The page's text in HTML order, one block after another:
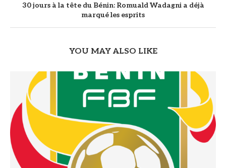
30 jours à la tête du Bénin: Romuald Wadagni a déjà
marqué les esprits
YOU MAY ALSO LIKE